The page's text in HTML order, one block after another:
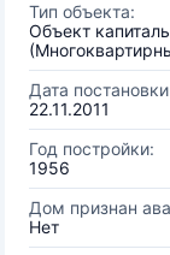
Тип объекта:
Объект
Дата
22.11.2011
Год постройки:
1956
Дом признан
Нет